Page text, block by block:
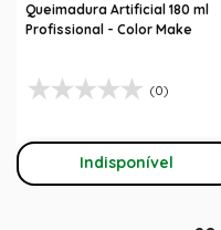
Queimadura Artificial 180 ml
Profissional - Color Make
(0)
Indisponível